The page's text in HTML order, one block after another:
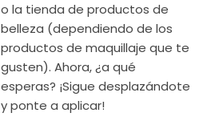
o la tienda de productos de
belleza (dependiendo de los
productos de maquillaje que te
gusten). Ahora, ¿a qué
esperas? ¡Sigue desplazándote
y ponte a aplicar!